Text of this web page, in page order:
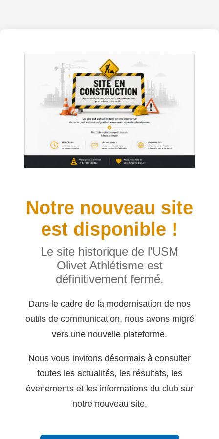
Notre nouveau site
est disponible !
Le site historique de l'USM
Olivet Athlétisme est
définitivement fermé.
Dans le cadre de la modernisation de nos
outils de communication, nous avons migré
vers une nouvelle plateforme.
Nous vous invitons désormais à consulter
toutes les actualités, les résultats, les
événements et les informations du club sur
notre nouveau site.